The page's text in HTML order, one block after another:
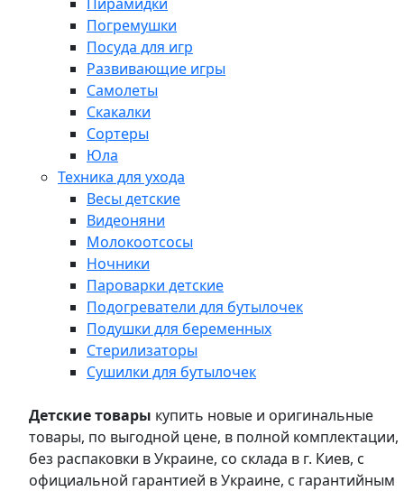
Погремушки
Посуда для игр
Развивающие игры
Самолеты
Скакалки
Сортеры
Юла
Техника для ухода
Весы детские
Видеоняни
Молокоотсосы
Ночники
Пароварки детские
Подогреватели для бутылочек
Подушки для беременных
Стерилизаторы
Сушилки для бутылочек
Детские товары купить новые и оригинальные
товары, по выгодной цене, в полной комплектации,
без распаковки в Украине, со склада в г. Киев, с
официальной гарантией в Украине, с гарантийным